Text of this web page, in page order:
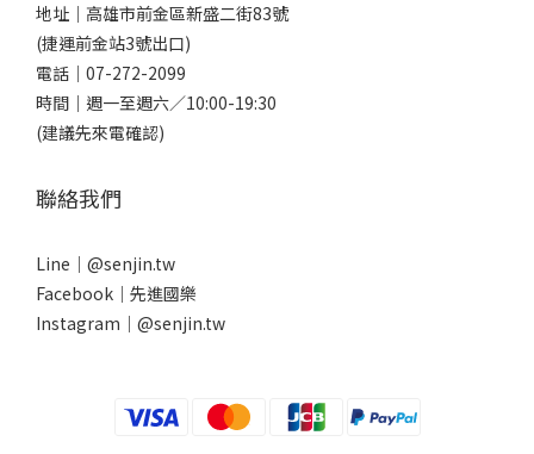
地址｜ 高雄市前金區新盛二街83號
(捷運前金站3號出口)
電話｜ 07-272-2099
時間｜週一至週六／10:00-19:30
(建議先來電確認)
聯絡我們
Line｜ @senjin.tw
Facebook｜ 先進國樂
Instagram｜ @senjin.tw